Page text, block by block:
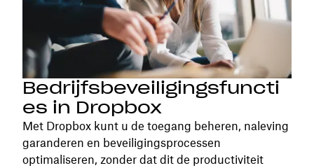
Bedrijfsbeveiligingsfuncti
es in Dropbox
Met Dropbox kunt u de toegang beheren, naleving
garanderen en beveiligingsprocessen
optimaliseren, zonder dat dit de productiviteit